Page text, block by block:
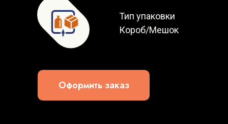
Тип упаковки
Короб/Мешок
Оформить заказ